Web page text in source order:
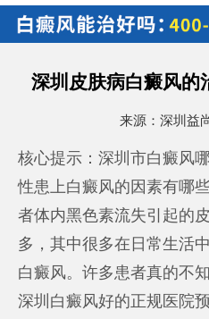
深圳皮肤病白癜风的治疗：白癜风
深圳皮肤病白癜风的
来源： 深圳益
核心提示：深圳市白癜风
性患上白癜风的因素有哪
者体内黑色素流失引起的
多，其中很多在日常生活
白癜风。许多患者真的不
深圳白癜风好的正规医院